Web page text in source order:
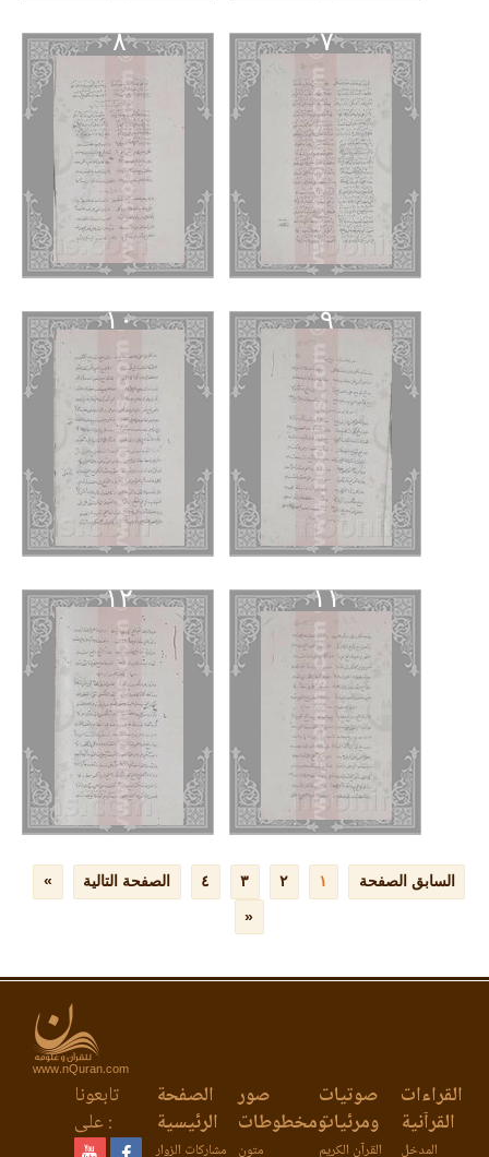
٧ ٨
٩ ١٠
١١ ١٢
www.nQuran.com
القراءات
القرآنية
المدخل
صوتيات
ومرئيات
القرآن الكريم
صور
ومخطوطات
متون
الصفحة
الرئيسية
مشاركات الزوار
تابعونا
على :